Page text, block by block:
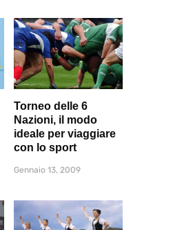
Torneo delle 6
Nazioni, il modo
ideale per viaggiare
con lo sport
Gennaio 13, 2009